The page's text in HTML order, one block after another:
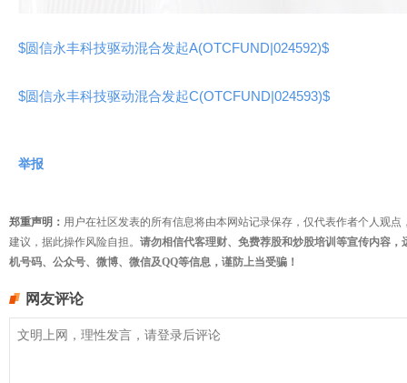
$圆信永丰科技驱动混合发起A(OTCFUND|024592)$
$圆信永丰科技驱动混合发起C(OTCFUND|024593)$
举报
郑重声明： 用户在社区发表的所有信息将由本网站记录保存，仅代表作者个人观
建议，据此操作风险自担。 请勿相信代客理财、免费荐股和炒股培训等宣传内容
机号码、公众号、微博、微信及QQ等信息，谨防上当受骗！
网友评论